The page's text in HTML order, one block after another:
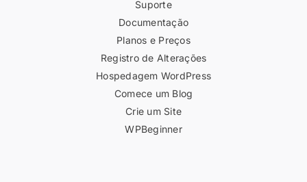
Suporte
Documentação
Planos e Preços
Registro de Alterações
Hospedagem WordPress
Comece um Blog
Crie um Site
WPBeginner